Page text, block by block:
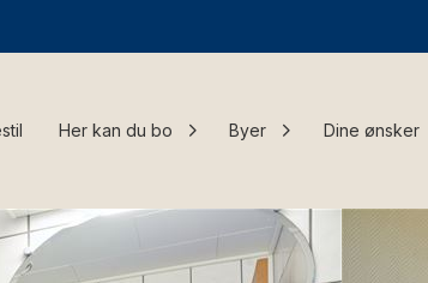
Her kan du bo Byer Dine ønsker